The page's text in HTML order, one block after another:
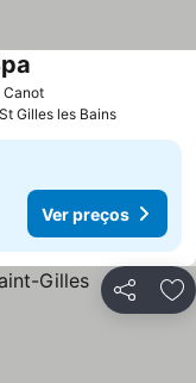
Canot
Gilles les Bains
Ver preços
Partilhar